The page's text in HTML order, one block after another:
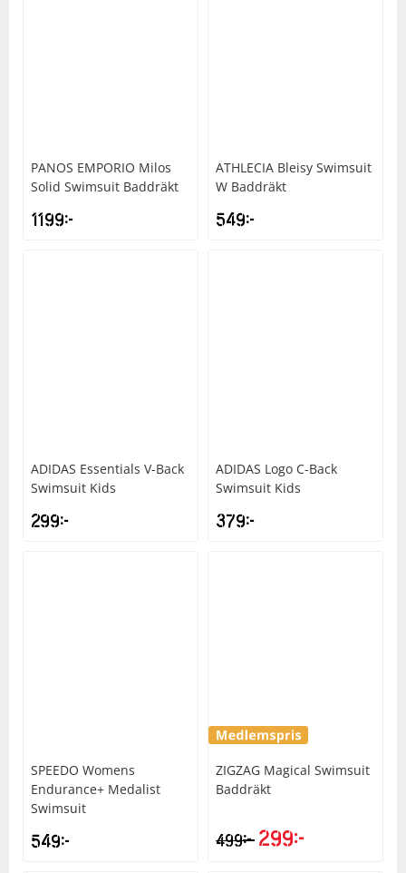
PANOS EMPORIO Milos
Solid Swimsuit Baddräkt
1199kr
ATHLECIA Bleisy Swimsuit
W Baddräkt
549kr
ADIDAS Essentials V-Back
Swimsuit Kids
299kr
ADIDAS Logo C-Back
Swimsuit Kids
379kr
SPEEDO Womens
Endurance+ Medalist
Swimsuit
549kr
ZIGZAG Magical Swimsuit
Baddräkt
499kr 299kr